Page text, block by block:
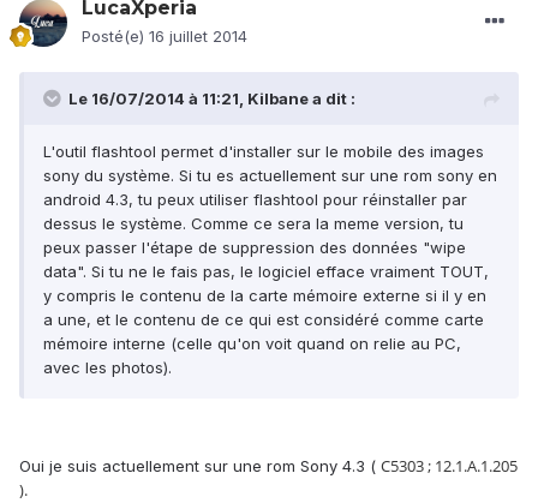
LucaXperia
Posté(e) 16 juillet 2014
Le 16/07/2014 à 11:21, Kilbane a dit :
L'outil flashtool permet d'installer sur le mobile des images
sony du système. Si tu es actuellement sur une rom sony en
android 4.3, tu peux utiliser flashtool pour réinstaller par
dessus le système. Comme ce sera la meme version, tu
peux passer l'étape de suppression des données "wipe
data". Si tu ne le fais pas, le logiciel efface vraiment TOUT,
y compris le contenu de la carte mémoire externe si il y en
a une, et le contenu de ce qui est considéré comme carte
mémoire interne (celle qu'on voit quand on relie au PC,
avec les photos).
Oui je suis actuellement sur une rom Sony 4.3 ( C5303 ; 12.1.A.1.205
).